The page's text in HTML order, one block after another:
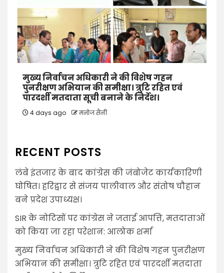
मुख्य निर्वाचन अधिकारी ने की विशेष गहन
पुनरीक्षण अभियान की समीक्षा। त्रुटि रहित एवं
पारदर्शी मतदाता सूची बनाने के निर्देश।
4 days ago मनोज सैनी
RECENT POSTS
लंबे इंतजार के बाद कांग्रेस की जंबोजेट कार्यकारिणी
घोषित। हरिद्वार से संजय पालीवाल और संतोष चौहान
बने प्रदेश उपाध्यक्ष।
SIR के नोटिसों पर कांग्रेस ने जताई आपत्ति, मतदाताओं
को किया जा रहा परेशान: आलोक शर्मा
मुख्य निर्वाचन अधिकारी ने की विशेष गहन पुनरीक्षण
अभियान की समीक्षा। त्रुटि रहित एवं पारदर्शी मतदाता